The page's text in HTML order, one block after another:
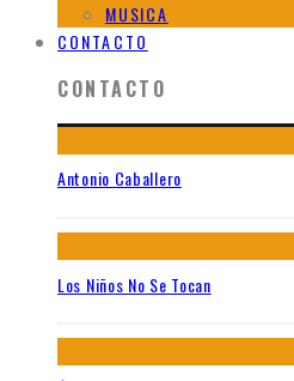
MUSICA
CONTACTO
CONTACTO
Antonio Caballero
Los Niños No Se Tocan